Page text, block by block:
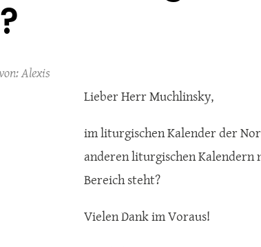
Alexis
Lieber Herr Muchlinsky,
im liturgischen Kalender der
anderen liturgischen
Bereich steht?
Vielen Dank im Voraus!